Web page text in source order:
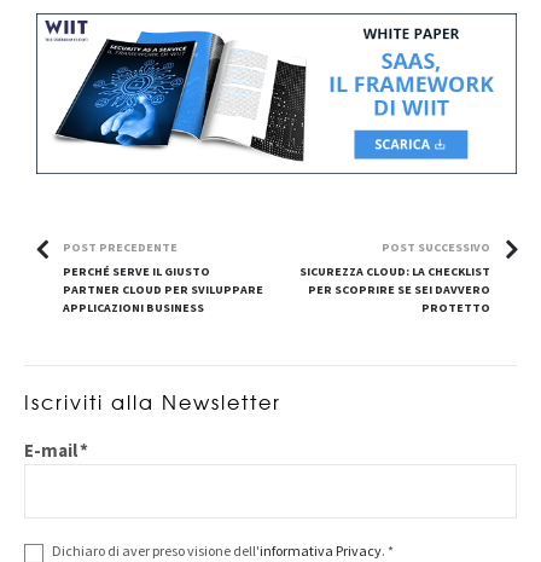
POST PRECEDENTE
PERCHÉ SERVE IL GIUSTO
PARTNER CLOUD PER SVILUPPARE
APPLICAZIONI BUSINESS​
POST SUCCESSIVO
SICUREZZA CLOUD: LA CHECKLIST
PER SCOPRIRE SE SEI DAVVERO
PROTETTO
Iscriviti alla Newsletter
E-mail*
Dichiaro di aver preso visione dell'informativa Privacy. *